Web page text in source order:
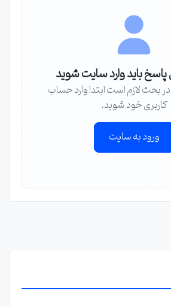
پاسخ باید وارد سایت شوید
بحث لازم است ابتدا وارد حساب
کاربری خود شوید.
ورود به سایت